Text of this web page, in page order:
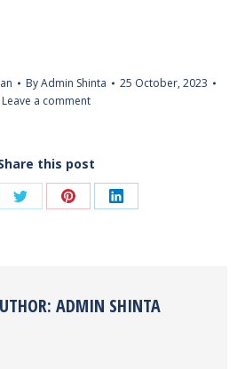
ByAdmin Shinta
25 October, 2023
Leave a comment
this post
Share Share Share
ADMIN SHINTA